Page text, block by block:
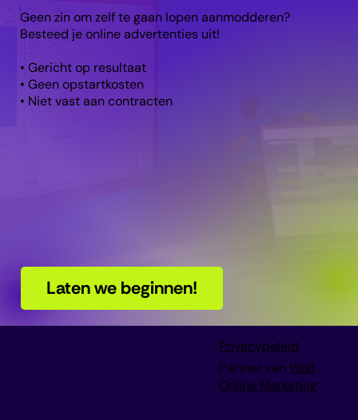
Laten we beginnen!
Geen zin om zelf te gaan lopen aanmodderen?
Besteed je online advertenties uit!
• Gericht op resultaat
• Geen opstartkosten
• Niet vast aan contracten
Privacybeleid
Partner van Wolf
Online Marketing